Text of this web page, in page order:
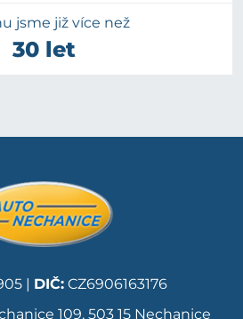
jsme již více než
30 let
| DIČ:CZ6906163176
109, 503 15 Nechanice